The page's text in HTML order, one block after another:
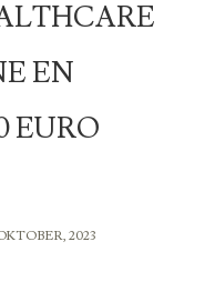
EN
EURO
2023